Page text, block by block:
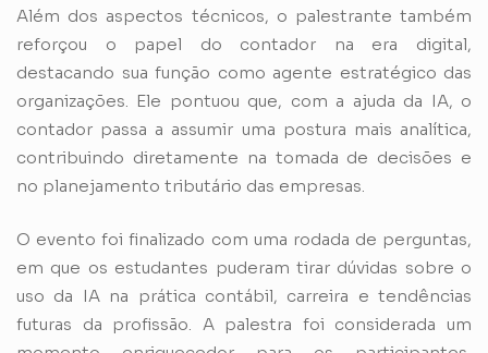
Além dos aspectos técnicos, o palestrante também
reforçou o papel do contador na era digital,
destacando sua função como agente estratégico das
organizações. Ele pontuou que, com a ajuda da IA, o
contador passa a assumir uma postura mais analítica,
contribuindo diretamente na tomada de decisões e
no planejamento tributário das empresas.
O evento foi finalizado com uma rodada de perguntas,
em que os estudantes puderam tirar dúvidas sobre o
uso da IA na prática contábil, carreira e tendências
futuras da profissão. A palestra foi considerada um